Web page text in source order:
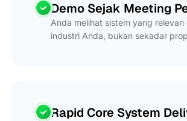
Demo Sejak Meeting
Anda melihat sistem yang relevan
industri Anda, bukan sekadar
Rapid Core System